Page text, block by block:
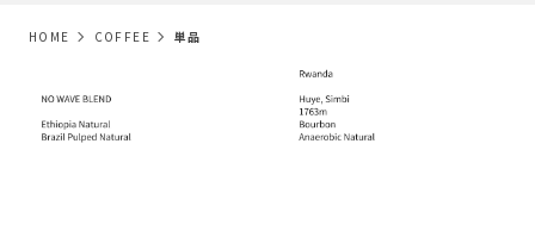
HOME COFFEE 単品